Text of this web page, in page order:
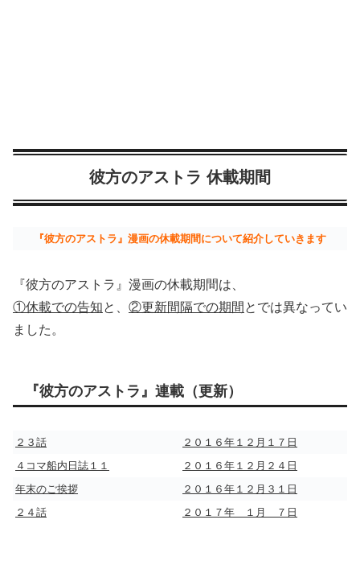
彼方のアストラ 休載期間
『彼方のアストラ』漫画の休載期間について紹介していきます
『彼方のアストラ』漫画の休載期間は、
①休載での告知と、 ②更新間隔での期間 とでは異なってい
ました。
『彼方のアストラ』連載（更新）
２３話
２０１６年１２月１７日
４コマ船内日誌１１
２０１６年１２月２４日
年末のご挨拶
２０１６年１２月３１日
２４話
２０１７年 １月 ７日